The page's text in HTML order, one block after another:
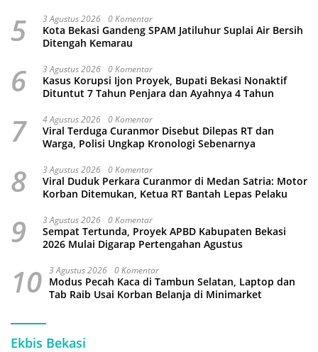
5 3 Agustus 2026 0 Komentar
Kota Bekasi Gandeng SPAM Jatiluhur Suplai Air Bersih
Ditengah Kemarau
6 3 Agustus 2026 0 Komentar
Kasus Korupsi Ijon Proyek, Bupati Bekasi Nonaktif
Dituntut 7 Tahun Penjara dan Ayahnya 4 Tahun
7 4 Agustus 2026 0 Komentar
Viral Terduga Curanmor Disebut Dilepas RT dan
Warga, Polisi Ungkap Kronologi Sebenarnya
8 3 Agustus 2026 0 Komentar
Viral Duduk Perkara Curanmor di Medan Satria: Motor
Korban Ditemukan, Ketua RT Bantah Lepas Pelaku
9 3 Agustus 2026 0 Komentar
Sempat Tertunda, Proyek APBD Kabupaten Bekasi
2026 Mulai Digarap Pertengahan Agustus
10 3 Agustus 2026 0 Komentar
Modus Pecah Kaca di Tambun Selatan, Laptop dan
Tab Raib Usai Korban Belanja di Minimarket
Ekbis Bekasi